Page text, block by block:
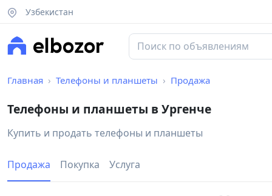
Узбекистан
Главная Телефоны и планшеты Продажа
Телефоны и планшеты в Ургенче
Купить и продать телефоны и планшеты
Продажа Покупка Услуга